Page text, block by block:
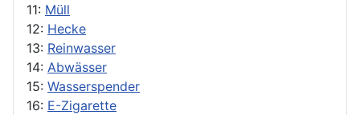
11: Müll
12: Hecke
13: Reinwasser
14: Abwässer
15: Wasserspender
16: E-Zigarette